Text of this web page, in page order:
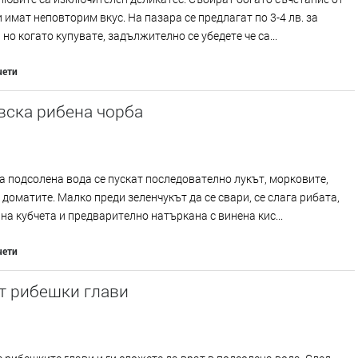
неповторим вкус. На пазара се предлагат по 3-4 лв. за
когато купувате, задължително се убедете че са...
рибена чорба
вода се пускат последователно лукът, морковите,
Малко преди зеленчукът да се свари, се слага рибата,
кубчета и предварително натъркана с винена кис...
рибешки глави